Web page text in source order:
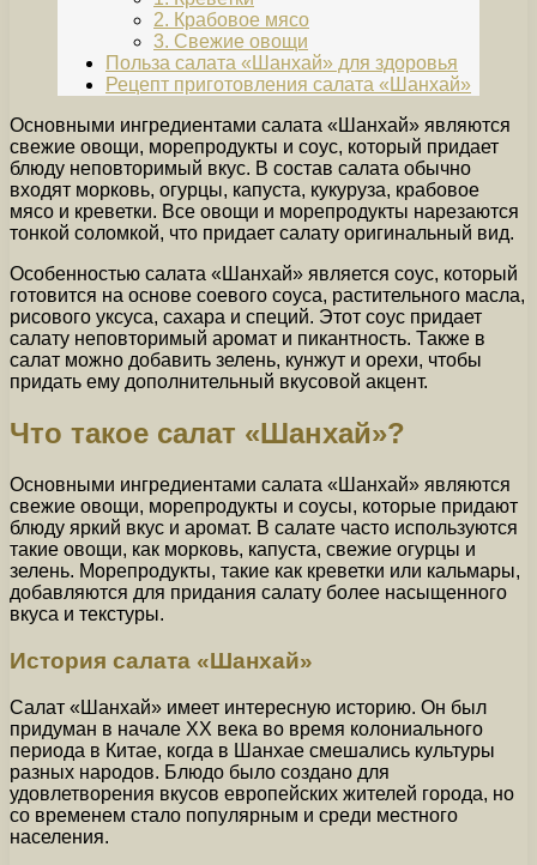
2. Крабовое мясо
3. Свежие овощи
Польза салата «Шанхай» для здоровья
Рецепт приготовления салата «Шанхай»
Основными ингредиентами салата «Шанхай» являются
свежие овощи, морепродукты и соус, который придает
блюду неповторимый вкус. В состав салата обычно
входят морковь, огурцы, капуста, кукуруза, крабовое
мясо и креветки. Все овощи и морепродукты нарезаются
тонкой соломкой, что придает салату оригинальный вид.
Особенностью салата «Шанхай» является соус, который
готовится на основе соевого соуса, растительного масла,
рисового уксуса, сахара и специй. Этот соус придает
салату неповторимый аромат и пикантность. Также в
салат можно добавить зелень, кунжут и орехи, чтобы
придать ему дополнительный вкусовой акцент.
Что такое салат «Шанхай»?
Основными ингредиентами салата «Шанхай» являются
свежие овощи, морепродукты и соусы, которые придают
блюду яркий вкус и аромат. В салате часто используются
такие овощи, как морковь, капуста, свежие огурцы и
зелень. Морепродукты, такие как креветки или кальмары,
добавляются для придания салату более насыщенного
вкуса и текстуры.
История салата «Шанхай»
Салат «Шанхай» имеет интересную историю. Он был
придуман в начале XX века во время колониального
периода в Китае, когда в Шанхае смешались культуры
разных народов. Блюдо было создано для
удовлетворения вкусов европейских жителей города, но
со временем стало популярным и среди местного
населения.